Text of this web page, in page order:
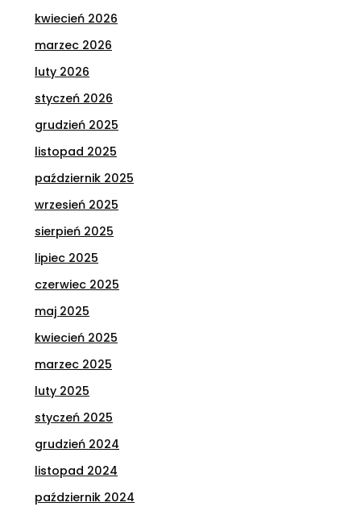
kwiecień 2026
marzec 2026
luty 2026
styczeń 2026
grudzień 2025
listopad 2025
październik 2025
wrzesień 2025
sierpień 2025
lipiec 2025
czerwiec 2025
maj 2025
kwiecień 2025
marzec 2025
luty 2025
styczeń 2025
grudzień 2024
listopad 2024
październik 2024